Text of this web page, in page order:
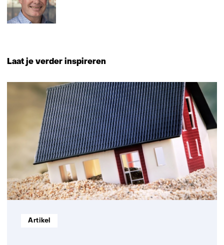
Laat je verder inspireren
8
resultaten,
getoond
6
t/m
8
Informatietype:
Artikel